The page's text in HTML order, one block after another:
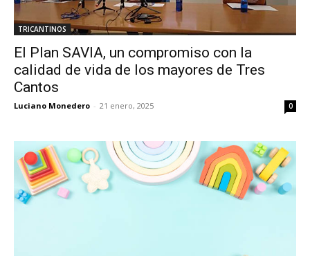
TRICANTINOS
El Plan SAVIA, un compromiso con la
calidad de vida de los mayores de Tres
Cantos
Luciano Monedero - 21 enero, 2025 0